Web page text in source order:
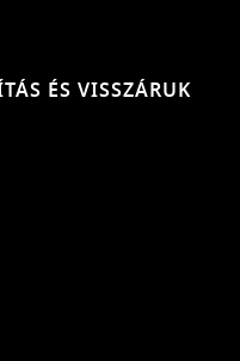
ÉS VISSZÁRUK